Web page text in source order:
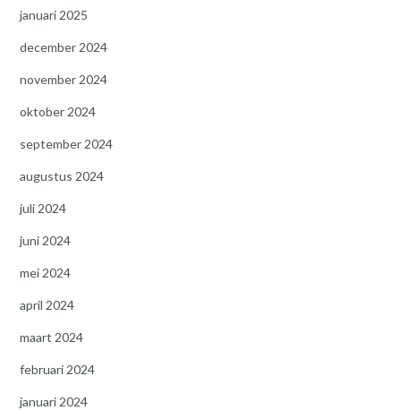
januari 2025
december 2024
november 2024
oktober 2024
september 2024
augustus 2024
juli 2024
juni 2024
mei 2024
april 2024
maart 2024
februari 2024
januari 2024